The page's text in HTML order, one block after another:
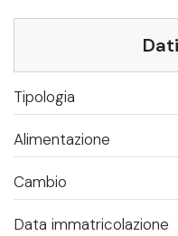
Tipologia
Alimentazione
Cambio
Data immatricolazione
Dopo il pagamento
Team dedicato per
Nel caso il veicolo
l’acquisto, l’acconto
riceverai uno sconto
Compila i